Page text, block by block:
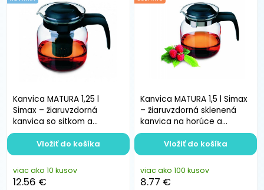
Kanvica MATURA 1,25 l
Simax – žiaruvzdorná
kanvica so sitkom a
čiernou rúčkou
viac ako 10 kusov
12.56 €
Vložiť do košíka
Kanvica MATURA 1,5 l Simax
– žiaruvzdorná sklenená
kanvica na horúce a
studené nápoje
viac ako 100 kusov
8.77 €
Vložiť do košíka